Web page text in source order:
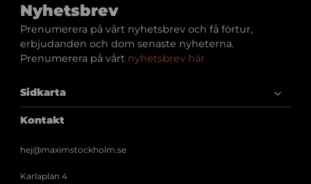
Nyhetsbrev
Prenumerera på vårt nyhetsbrev och få förtur,
erbjudanden och dom senaste nyheterna.
Prenumerera på vårt nyhetsbrev här
Sidkarta
Kontakt
hej@maximstockholm.se
Karlaplan 4